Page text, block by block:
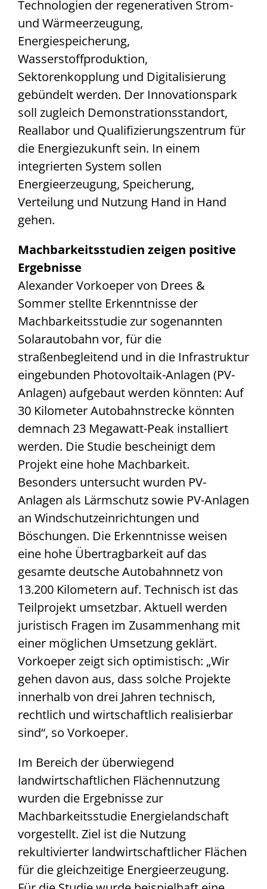
Technologien der regenerativen Strom-
und Wärmeerzeugung,
Energiespeicherung,
Wasserstoffproduktion,
Sektorenkopplung und Digitalisierung
gebündelt werden. Der Innovationspark
soll zugleich Demonstrations­standort,
Reallabor und Qualifizierungszentrum für
die Energiezukunft sein. In einem
integrierten System sollen
Energieerzeugung, Speicherung,
Verteilung und Nutzung Hand in Hand
gehen.
Machbarkeitsstudien zeigen positive
Ergebnisse
Alexander Vorkoeper von Drees &
Sommer stellte Erkenntnisse der
Machbarkeitsstudie zur sogenannten
Solarautobahn vor, für die
straßenbegleitend und in die Infrastruktur
eingebunden Photovoltaik-Anlagen (PV-
Anlagen) aufgebaut werden könnten: Auf
30 Kilometer Autobahnstrecke könnten
demnach 23 Megawatt-Peak installiert
werden. Die Studie bescheinigt dem
Projekt eine hohe Machbarkeit.
Besonders untersucht wurden PV-
Anlagen als Lärmschutz sowie PV-Anlagen
an Windschutzeinrichtungen und
Böschungen. Die Erkenntnisse weisen
eine hohe Übertragbarkeit auf das
gesamte deutsche Autobahnnetz von
13.200 Kilometern auf. Technisch ist das
Teilprojekt umsetzbar. Aktuell werden
juristisch Fragen im Zusammenhang mit
einer möglichen Umsetzung geklärt.
Vorkoeper zeigt sich optimistisch: „Wir
gehen davon aus, dass solche Projekte
innerhalb von drei Jahren technisch,
rechtlich und wirtschaftlich realisierbar
sind“, so Vorkoeper.
Im Bereich der überwiegend
landwirtschaftlichen Flächennutzung
wurden die Ergebnisse zur
Machbarkeitsstudie Energielandschaft
vorgestellt. Ziel ist die Nutzung
rekultivierter landwirtschaftlicher Flächen
für die gleichzeitige Energieerzeugung.